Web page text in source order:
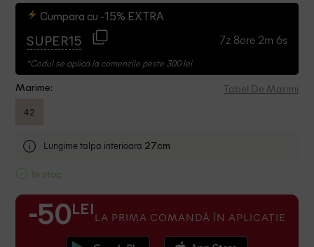
Cumpara cu -15% EXTRA
SUPER15 7z 8ore 2m 5s
*Codul se aplica la comenzile peste 300 lei
Marime: Tabel De Marimi
42
Lungime talpa interioara 27cm
In stoc
-50 LEI LA PRIMA COMANDĂ ÎN APLICAȚIE